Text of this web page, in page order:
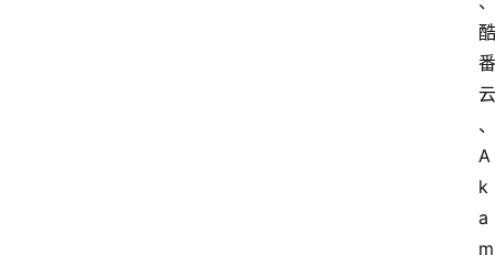
酷
番
云
、
A
k
a
m